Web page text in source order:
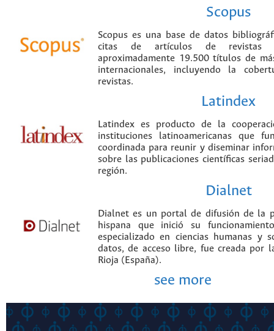
Scopus
Scopus es una base de datos
citas de artículos de revistas
aproximadamente 19.500 títulos de
internacionales, incluyendo la
revistas.
Latindex
Latindex es producto de la
instituciones latinoamericanas que
coordinada para reunir y diseminar
sobre las publicaciones científicas
región.
Dialnet
Dialnet es un portal de difusión de la
hispana que inició su
especializado en ciencias humanas y
datos, de acceso libre, fue creada por
Rioja (España).
see more